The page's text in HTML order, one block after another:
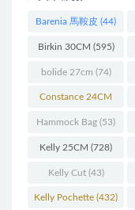
Barenia 馬鞍皮 (44)
Birkin 30CM (595)
bolide 27cm (74)
Constance 24CM
(216)
Hammock Bag (53)
Kelly 25CM (728)
Kelly Cut(43)
Kelly Pochette (432)